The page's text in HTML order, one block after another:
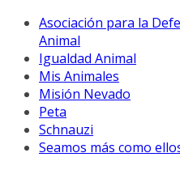
Asociación para la
Animal
Igualdad Animal
Mis Animales
Misión Nevado
Peta
Schnauzi
Seamos más como